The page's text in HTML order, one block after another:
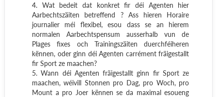
4. Wat bedeit dat konkret fir déi Agenten hier
Aarbechtszäiten betreffend ? Ass hieren Horaire
journalier méi flexibel, esou dass se an hierem
normalen Aarbechtspensum ausserhalb vun de
Plages fixes och Trainingszäiten duerchféiheren
kënnen, oder ginn déi Agenten carrément fräigestallt
fir Sport ze maachen?
5. Wann déi Agenten fräigestallt ginn fir Sport ze
maachen, wéivill Stonnen pro Dag, pro Woch, pro
Mount a pro Joer kënnen se da maximal esoueng